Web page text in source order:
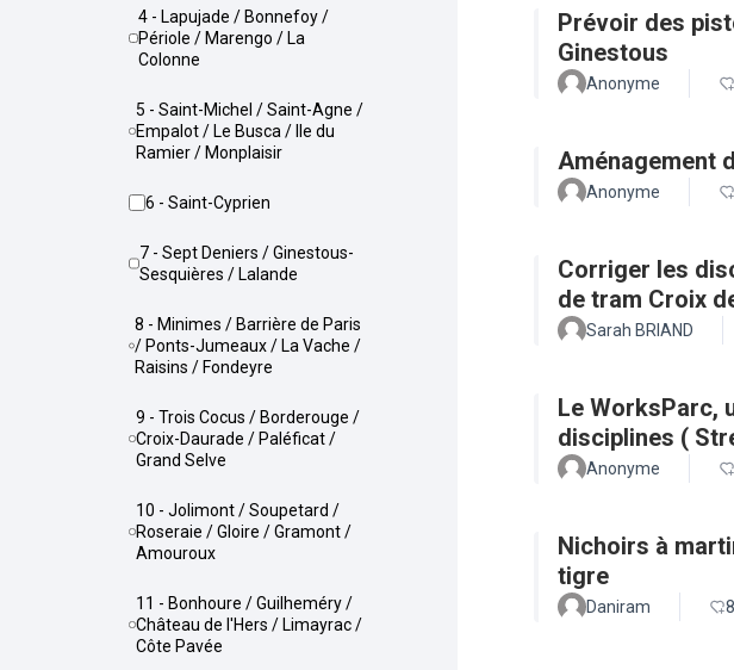
4 - Lapujade / Bonnefoy /
Périole / Marengo / La
Colonne
5 - Saint-Michel / Saint-Agne /
Empalot / Le Busca / Ile du
Ramier / Monplaisir
6 - Saint-Cyprien
7 - Sept Deniers / Ginestous-
Sesquières / Lalande
8 - Minimes / Barrière de Paris
/ Ponts-Jumeaux / La Vache /
Raisins / Fondeyre
9 - Trois Cocus / Borderouge /
Croix-Daurade / Paléficat /
Grand Selve
10 - Jolimont / Soupetard /
Roseraie / Gloire / Gramont /
Amouroux
11 - Bonhoure / Guilheméry /
Château de l'Hers / Limayrac /
Côte Pavée
Prévoir des
Ginestous
Anonyme
Aménagement
Anonyme
Corriger les
de tram Croix
Sarah BRIAND
Le WorksParc,
disciplines (
Anonyme
Nichoirs à
tigre
Daniram 8